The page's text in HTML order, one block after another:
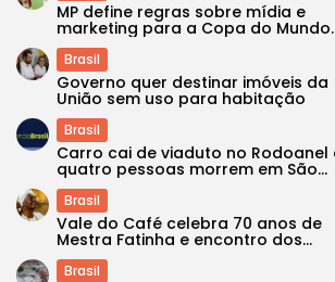
MP define regras sobre mídia e
marketing para a Copa do
Brasil
Governo quer destinar imóveis da
União sem uso para habitação
Brasil
Carro cai de viaduto no Rodoanel
quatro pessoas morrem em São...
Brasil
Vale do Café celebra 70 anos de
Mestra Fatinha e encontro dos...
Brasil